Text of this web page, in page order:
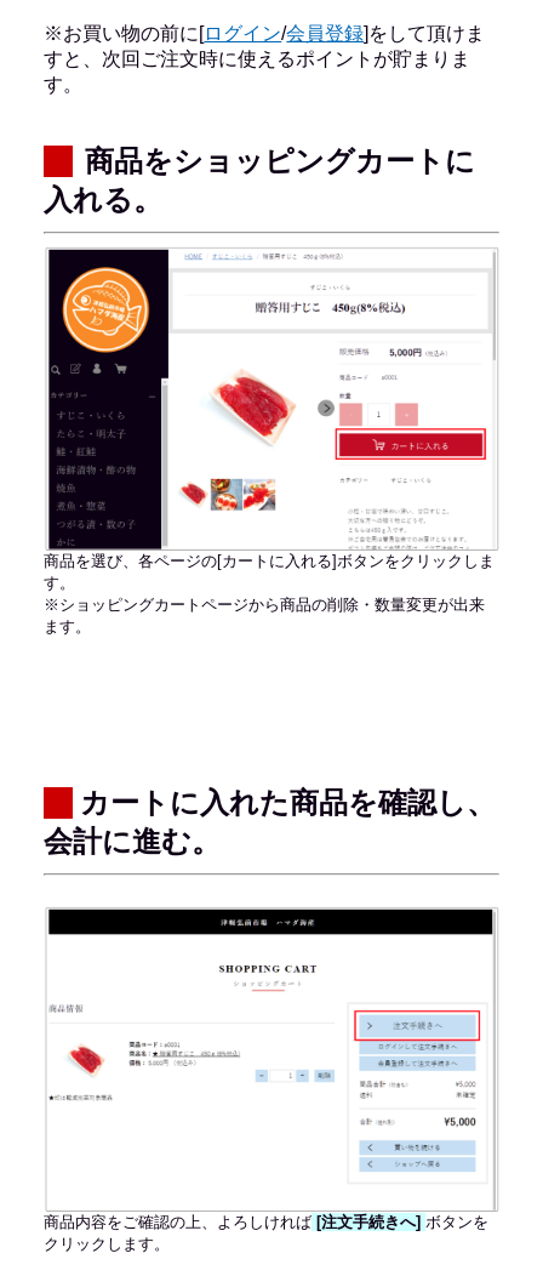
※お買い物の前に[ログイン/会員登録]をして頂けま
すと、次回ご注文時に使えるポイントが貯まりま
す。
商品をショッピングカートに
入れる。
商品を選び、各ページの[カートに入れる]ボタンをクリックしま
す。
※ショッピングカートページから商品の削除・数量変更が出来
ます。
カートに入れた商品を確認し、
会計に進む。
商品内容をご確認の上、よろしければ [注文手続きへ] ボタンを
クリックします。